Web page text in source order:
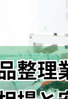
整